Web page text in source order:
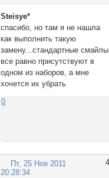
Steisye*
спасибо, но там я не нашла
как выполнить такую
замену...стандартные смайлы
все равно присутствуют в
одном из наборов, а мне
хочется их убрать
0
4
Пт, 25 Ноя 2011
20:28:34